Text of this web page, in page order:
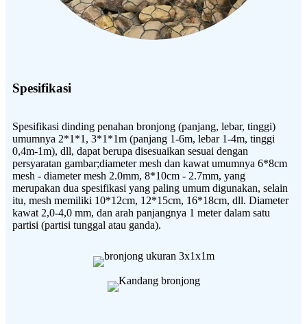
Spesifikasi
Spesifikasi dinding penahan bronjong (panjang, lebar, tinggi)
umumnya 2*1*1, 3*1*1m (panjang 1-6m, lebar 1-4m, tinggi
0,4m-1m), dll, dapat berupa disesuaikan sesuai dengan
persyaratan gambar;diameter mesh dan kawat umumnya 6*8cm
mesh - diameter mesh 2.0mm, 8*10cm - 2.7mm, yang
merupakan dua spesifikasi yang paling umum digunakan, selain
itu, mesh memiliki 10*12cm, 12*15cm, 16*18cm, dll. Diameter
kawat 2,0-4,0 mm, dan arah panjangnya 1 meter dalam satu
partisi (partisi tunggal atau ganda).